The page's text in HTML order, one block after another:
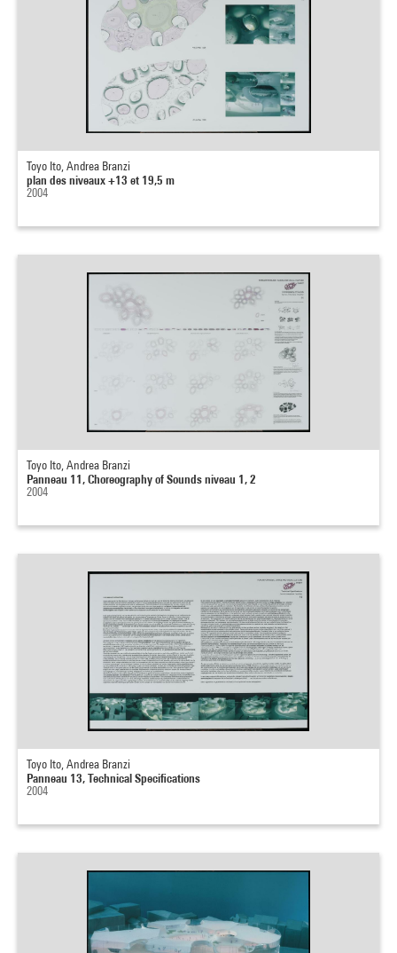
Toyo Ito, Andrea Branzi
plan des niveaux +13 et 19,5 m
2004
Toyo Ito, Andrea Branzi
Panneau 11, Choreography of Sounds niveau 1, 2
2004
Toyo Ito, Andrea Branzi
Panneau 13, Technical Specifications
2004